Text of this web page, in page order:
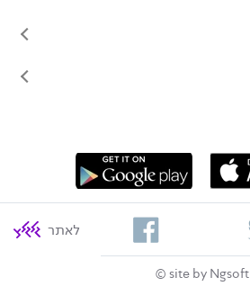
site by Ngsoft ©
לאתר